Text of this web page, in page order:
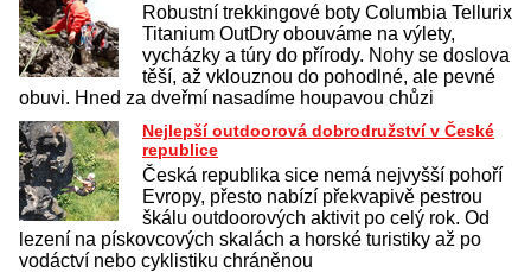
Robustní trekkingové boty Columbia Tellurix
Titanium OutDry obouváme na výlety,
vycházky a túry do přírody. Nohy se doslova
těší, až vklouznou do pohodlné, ale pevné
obuvi. Hned za dveřmí nasadíme houpavou chůzi
Nejlepší outdoorová dobrodružství v České
republice
Česká republika sice nemá nejvyšší pohoří
Evropy, přesto nabízí překvapivě pestrou
škálu outdoorových aktivit po celý rok. Od
lezení na pískovcových skalách a horské turistiky až po
vodáctví nebo cyklistiku chráněnou